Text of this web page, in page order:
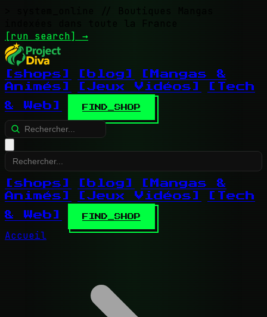
// Boutiques Mangas
indexées dans toute la France
[run search] →
[shops] [blog]
[Mangas &
Animés]
[Jeux Vidéos]
[Tech
& Web]
FIND_SHOP
[shops] [blog]
[Mangas &
Animés]
[Jeux Vidéos]
[Tech
& Web]
FIND_SHOP
Accueil